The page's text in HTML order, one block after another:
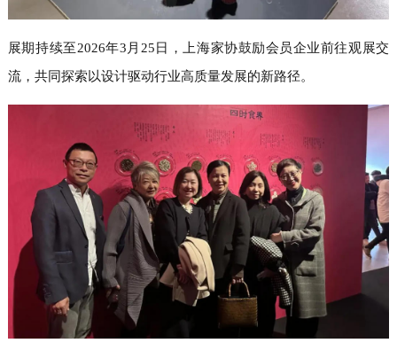
展期持续至2026年3月25日，上海家协鼓励会员企业前往观展交
流，共同探索以设计驱动行业高质量发展的新路径。